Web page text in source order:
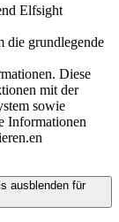
Elfsight
die grundlegende
Diese
mit der
sowie
Informationen
ausblenden für